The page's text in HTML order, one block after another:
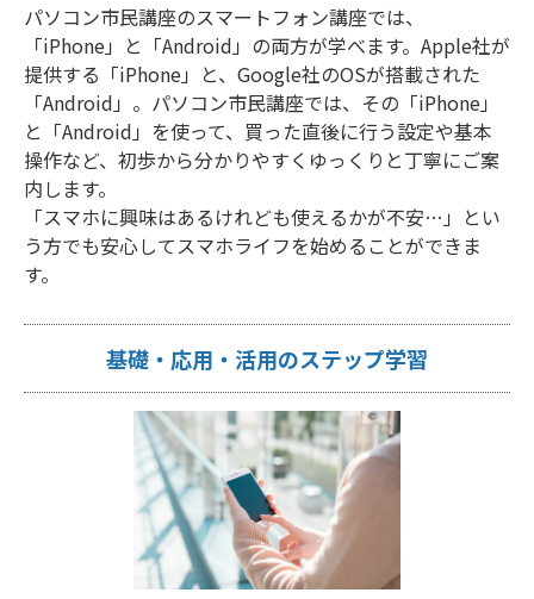
パソコン市民講座のスマートフォン講座では、
「iPhone」と「Android」の両方が学べます。Apple社が
提供する「iPhone」と、Google社のOSが搭載された
「Android」。パソコン市民講座では、その「iPhone」
と「Android」を使って、買った直後に行う設定や基本
操作など、初歩から分かりやすくゆっくりと丁寧にご案
内します。
「スマホに興味はあるけれども使えるかが不安…」とい
う方でも安心してスマホライフを始めることができま
す。
基礎・応用・活用のステップ学習